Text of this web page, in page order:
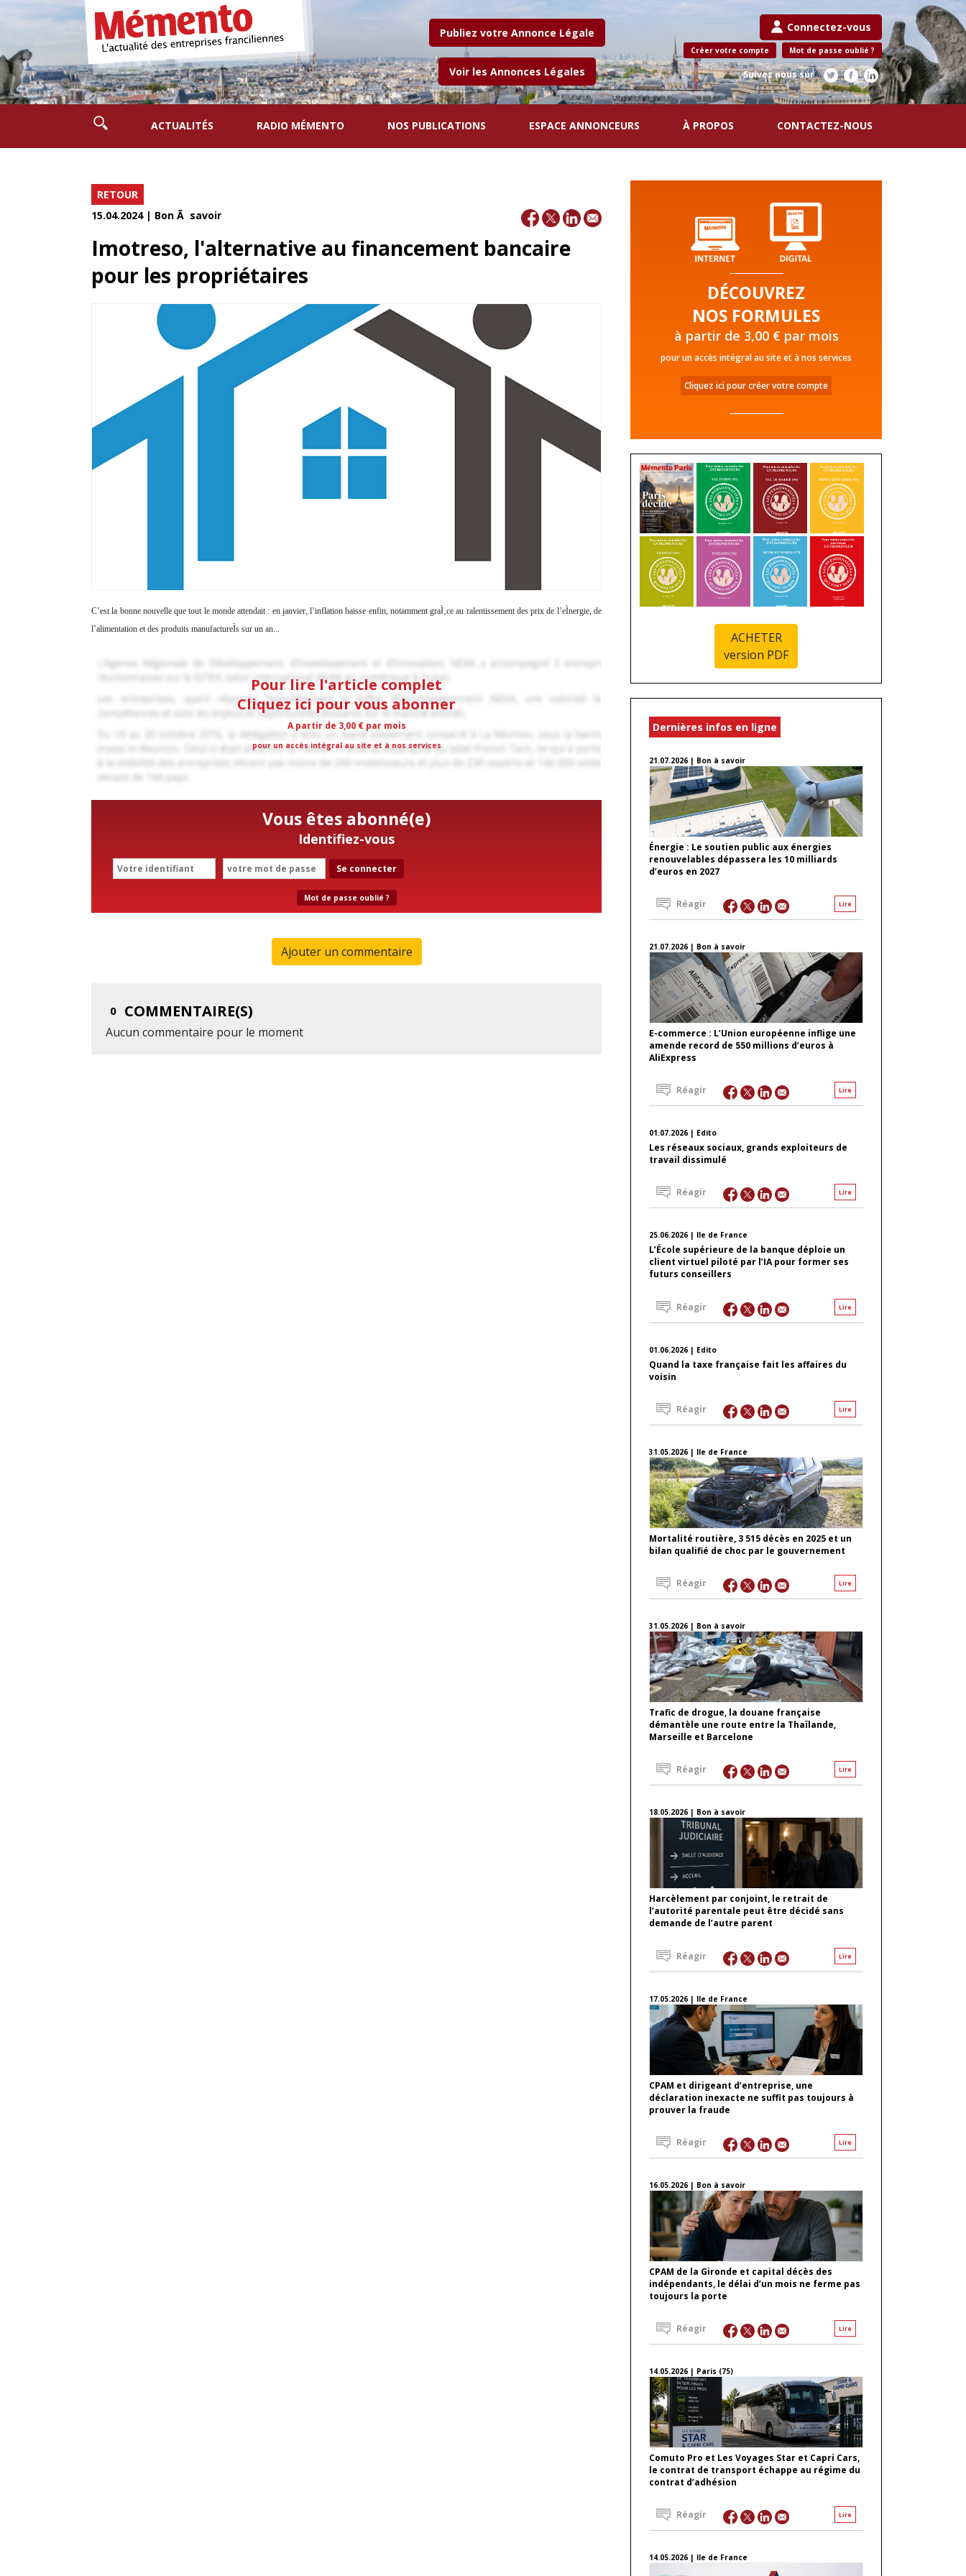
Publiez votre Annonce Légale
Voir les Annonces Légales
Connectez-vous
Créer votre compte Mot de passe oublié ?
Suivez nous sur
ACTUALITÉS RADIO MÉMENTO NOS PUBLICATIONS ESPACE ANNONCEURS À PROPOS CONTACTEZ-NOUS
RETOUR
15.04.2024 | Bon Ã savoir
Imotreso, l'alternative au financement bancaire
pour les propriétaires
C’est la bonne nouvelle que tout le monde attendait : en janvier, l’inflation baisse enfin, notamment graÌ‚ce au ralentissement des prix de l’eÌnergie, de
l’alimentation et des produits manufactureÌs sur un an...
Pour lire l'article complet
Cliquez ici pour vous abonner
A partir de 3,00 € par mois
pour un accès intégral au site et à nos services
Vous êtes abonné(e)
Identifiez-vous
Se connecter
Mot de passe oublié ?
Ajouter un commentaire
0 COMMENTAIRE(S)
Aucun commentaire pour le moment
DÉCOUVREZ
NOS FORMULES
à partir de 3,00 € par mois
pour un accès intégral au site et à nos services
Cliquez ici pour créer votre compte
ACHETER
version PDF
Dernières infos en ligne
21.07.2026 | Bon à savoir
Énergie : Le soutien public aux énergies
renouvelables dépassera les 10 milliards
d’euros en 2027
Lire
Réagir
21.07.2026 | Bon à savoir
E-commerce : L’Union européenne inflige une
amende record de 550 millions d’euros à
AliExpress
Lire
Réagir
01.07.2026 | Edito
Les réseaux sociaux, grands exploiteurs de
travail dissimulé
Lire
Réagir
25.06.2026 | Ile de France
L’École supérieure de la banque déploie un
client virtuel piloté par l’IA pour former ses
futurs conseillers
Lire
Réagir
01.06.2026 | Edito
Quand la taxe française fait les affaires du
voisin
Lire
Réagir
31.05.2026 | Ile de France
Mortalité routière, 3 515 décès en 2025 et un
bilan qualifié de choc par le gouvernement
Lire
Réagir
31.05.2026 | Bon à savoir
Trafic de drogue, la douane française
démantèle une route entre la Thaïlande,
Marseille et Barcelone
Lire
Réagir
18.05.2026 | Bon à savoir
Harcèlement par conjoint, le retrait de
l’autorité parentale peut être décidé sans
demande de l’autre parent
Lire
Réagir
17.05.2026 | Ile de France
CPAM et dirigeant d’entreprise, une
déclaration inexacte ne suffit pas toujours à
prouver la fraude
Lire
Réagir
16.05.2026 | Bon à savoir
CPAM de la Gironde et capital décès des
indépendants, le délai d’un mois ne ferme pas
toujours la porte
Lire
Réagir
14.05.2026 | Paris (75)
Comuto Pro et Les Voyages Star et Capri Cars,
le contrat de transport échappe au régime du
contrat d’adhésion
Lire
Réagir
14.05.2026 | Ile de France